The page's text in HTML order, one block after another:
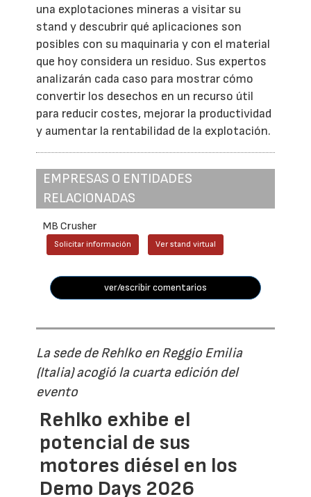
una explotaciones mineras a visitar su
stand y descubrir qué aplicaciones son
posibles con su maquinaria y con el material
que hoy considera un residuo. Sus expertos
analizarán cada caso para mostrar cómo
convertir los desechos en un recurso útil
para reducir costes, mejorar la productividad
y aumentar la rentabilidad de la explotación.
EMPRESAS O ENTIDADES
RELACIONADAS
MB Crusher
Solicitar información Ver stand virtual
ver/escribir comentarios
La sede de Rehlko en Reggio Emilia
(Italia) acogió la cuarta edición del
evento
Rehlko exhibe el
potencial de sus
motores diésel en los
Demo Days 2026